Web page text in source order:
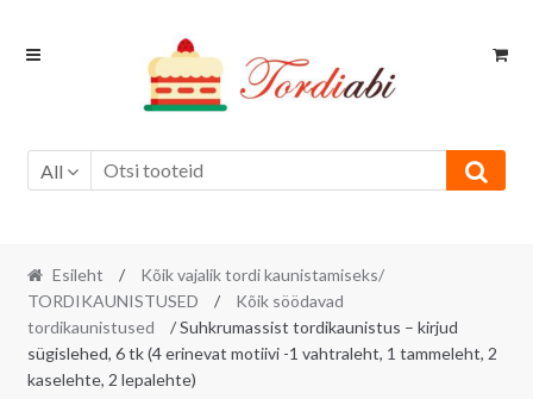
Skip
Skip
All
Esileht /
Kõik vajalik tordi kaunistamiseks/
TORDIKAUNISTUSED
/
Kõik söödavad
tordikaunistused
/ Suhkrumassist tordikaunistus – kirjud
sügislehed, 6 tk (4 erinevat motiivi -1 vahtraleht, 1 tammeleht, 2
kaselehte, 2 lepalehte)